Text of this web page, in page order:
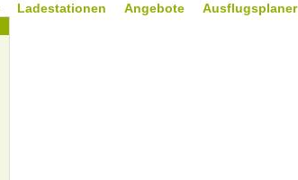
Ladestationen Angebote Ausflugsplaner